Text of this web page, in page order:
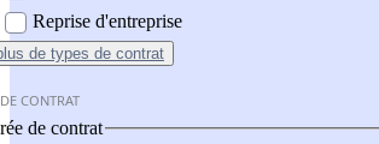
Reprise d'entreprise
de types de contrat
CONTRAT
de contrat